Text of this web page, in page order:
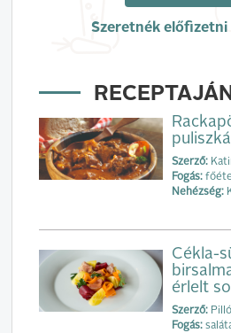
Szeretnék előfizetni
Szerző:
Fogás:
Nehézség:
Cékla-
érlelt
Szerző:
Fogás: